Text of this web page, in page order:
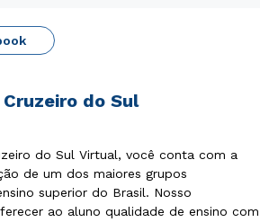
do Sul
do Sul Virtual, você conta com a
de um dos maiores grupos
superior do Brasil. Nosso
ao aluno qualidade de ensino com